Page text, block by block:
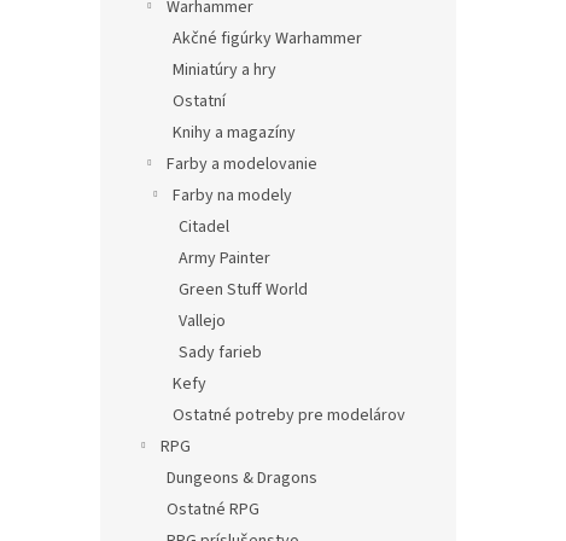
Warhammer
Akčné figúrky Warhammer
Miniatúry a hry
Ostatní
Knihy a magazíny
Farby a modelovanie
Farby na modely
Citadel
Army Painter
Green Stuff World
Vallejo
Sady farieb
Kefy
Ostatné potreby pre modelárov
RPG
Dungeons & Dragons
Ostatné RPG